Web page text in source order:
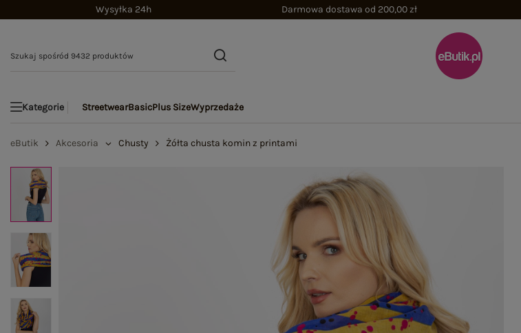
Wysyłka 24h Darmowa dostawa od 200,00 zł
Kategorie StreetwearBasicPlus SizeWyprzedaże
eButik Akcesoria Chusty Żółta chusta komin z printami